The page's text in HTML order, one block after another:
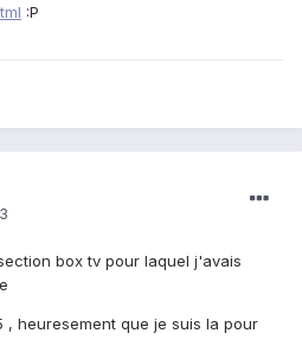
:P
box tv pour laquel j'avais
, heuresement que je suis la pour